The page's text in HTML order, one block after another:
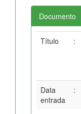
Documento
Título :
Data
entrada
: